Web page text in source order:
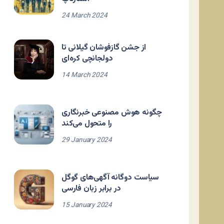
24 March 2024
از جشن گازفوشان گیلانی تا
دولجانچی کره‌ای
14 March 2024
چگونه هوش مصنوعی خبرنگاری
را متحول می‌کند
29 January 2024
سیاست دوگانه آگهی‌های گوگل
در برابر زبان فارسی
15 January 2024